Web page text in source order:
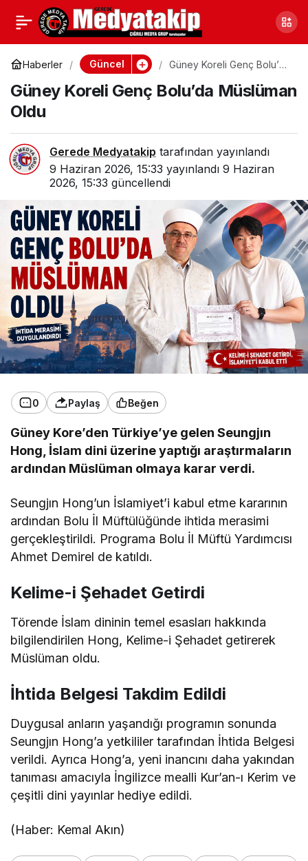
Haberler Güncel
Güney Koreli Genç Bolu’da
Güney Koreli Genç Bolu’da Müslüman
Oldu
Gerede Medyatakip tarafından yayınlandı
9 Haziran 2026, 15:33 yayınlandı 9 Haziran
2026, 15:33 güncellendi
0 Paylaş Beğen
Güney Kore’den Türkiye’ye gelen Seungjın
Hong, İslam dini üzerine yaptığı araştırmaların
ardından Müslüman olmaya karar verdi.
Seungjın Hong’un İslamiyet’i kabul etme kararının
ardından Bolu İl Müftülüğünde ihtida merasimi
gerçekleştirildi. Programa Bolu İl Müftü Yardımcısı
Ahmet Demirel de katıldı.
Kelime-i Şehadet Getirdi
Törende İslam dininin temel esasları hakkında
bilgilendirilen Hong, Kelime-i Şehadet getirerek
Müslüman oldu.
İhtida Belgesi Takdim Edildi
Duygusal anların yaşandığı programın sonunda
Seungjın Hong’a yetkililer tarafından İhtida Belgesi
verildi. Ayrıca Hong’a, yeni inancını daha yakından
tanıması amacıyla İngilizce mealli Kur’an-ı Kerim ve
çeşitli dini yayınlar hediye edildi.
(Haber: Kemal Akın)
Gerede’de Öğrencilerin
Emeği Beğeni Topladı
Paylaş